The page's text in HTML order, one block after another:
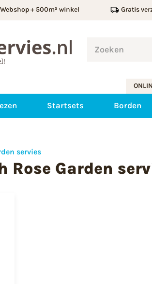
Webshop + 500m² winkel Gratis
Startsets Borden
servies
Rose Garden